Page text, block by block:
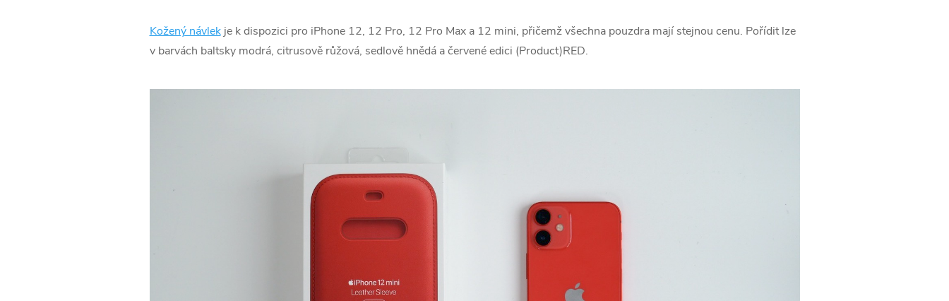
Kožený návlekje k dispozici pro ‌iPhone 12‌, 12 Pro, 12 Pro Max a 12 mini, přičemž všechna pouzdra mají stejnou cenu. Pořídit lze
v barvách baltsky modrá, citrusově růžová, sedlově hnědá a červené edici (Product)RED.